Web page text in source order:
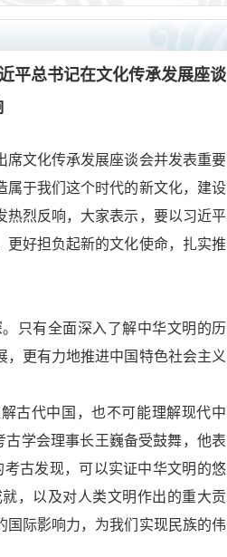
平总书记在文化传承发展座谈
席文化传承发展座谈会并发表重要
属于我们这个时代的新文化，建设
热烈反响，大家表示，要以习近平
好担负起新的文化使命，扎实推
只有全面深入了解中华文明的历
更有力地推进中国特色社会主义
古代中国，也不可能理解现代中
古学会理事长王巍备受鼓舞，他表
古发现，可以实证中华文明的悠
，以及对人类文明作出的重大贡
际影响力，为我们实现民族的伟